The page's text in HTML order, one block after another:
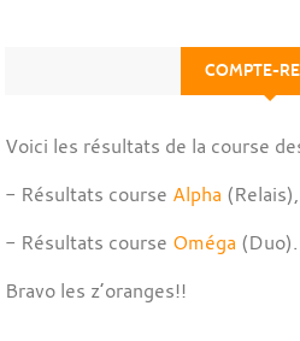
COMPTE-
Voici les résultats de la course
- Résultats course Alpha (Relais),
- Résultats course Oméga (Duo).
Bravo les z’oranges!!